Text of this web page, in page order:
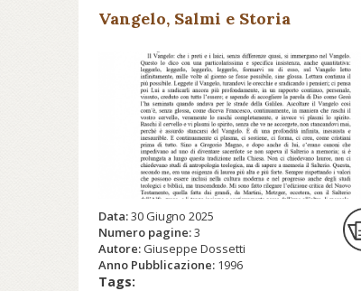
Vangelo, Salmi e Storia
Data:30 Giugno 2025
Numero pagine:3
Autore: Giuseppe Dossetti
Anno Pubblicazione: 1996
Tags: